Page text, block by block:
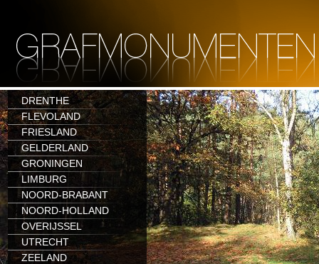
DRENTHE
FLEVOLAND
FRIESLAND
GELDERLAND
GRONINGEN
LIMBURG
NOORD-BRABANT
NOORD-HOLLAND
OVERIJSSEL
UTRECHT
ZEELAND